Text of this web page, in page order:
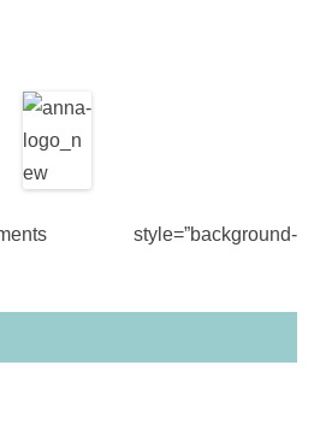
style=”background-